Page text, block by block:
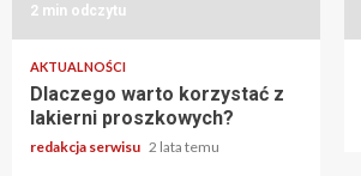
2 min odczytu
AKTUALNOŚCI
Dlaczego warto korzystać z
lakierni proszkowych?
redakcja serwisu 2 lata temu